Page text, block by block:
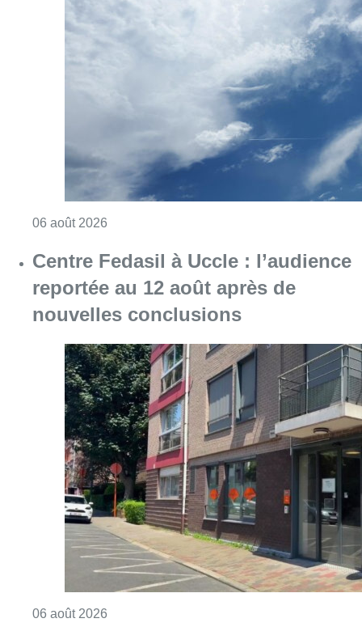
06 août 2026
Centre Fedasil à Uccle : l’audience
reportée au 12 août après de
nouvelles conclusions
06 août 2026